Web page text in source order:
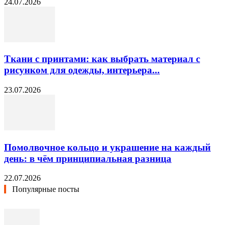
Ткани с принтами: как выбрать материал с
рисунком для одежды, интерьера...
23.07.2026
Помолвочное кольцо и украшение на каждый
день: в чём принципиальная разница
22.07.2026
Популярные посты